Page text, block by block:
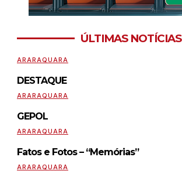
ÚLTIMAS NOTÍCIAS
ARARAQUARA
DESTAQUE
ARARAQUARA
GEPOL
ARARAQUARA
Fatos e Fotos – “Memórias”
ARARAQUARA